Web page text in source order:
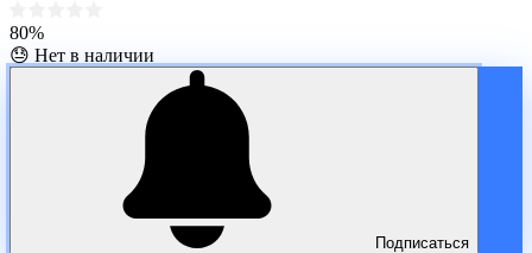
80%
😓 Нет в наличии
Подписаться